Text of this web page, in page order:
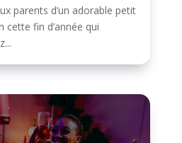
parents d’un adorable petit
cette fin d’année qui